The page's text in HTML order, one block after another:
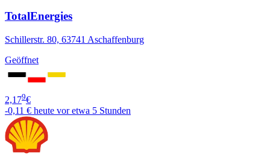
TotalEnergies
Schillerstr. 80, 63741 Aschaffenburg
Geöffnet
2,179€
-0,11 € heute vor etwa 5 Stunden